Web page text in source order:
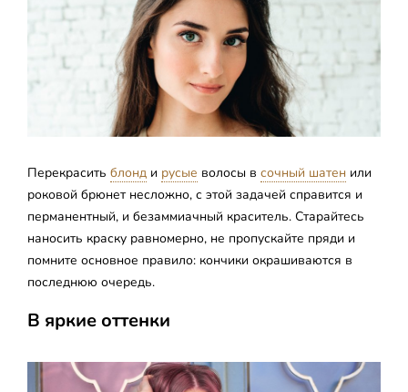
Перекрасить блонд и русые волосы в сочный шатен или
роковой брюнет несложно, с этой задачей справится и
перманентный, и безаммиачный краситель. Старайтесь
наносить краску равномерно, не пропускайте пряди и
помните основное правило: кончики окрашиваются в
последнюю очередь.
В яркие оттенки